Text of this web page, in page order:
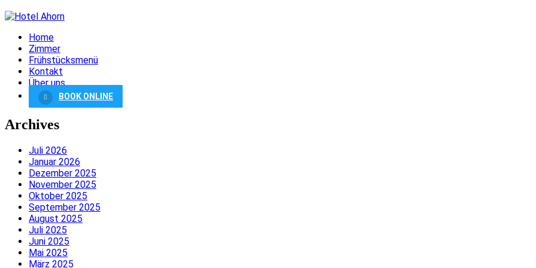
Home
Zimmer
Frühstücksmenü
Kontakt
Über uns
BOOK ONLINE
Archives
Juli 2026
Januar 2026
Dezember 2025
November 2025
Oktober 2025
September 2025
August 2025
Juli 2025
Juni 2025
Mai 2025
März 2025